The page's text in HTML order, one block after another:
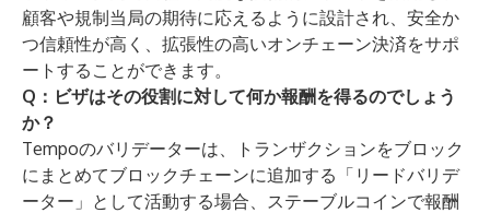
顧客や規制当局の期待に応えるように設計され、安全か
つ信頼性が高く、拡張性の高いオンチェーン決済をサポ
ートすることができます。
Q：ビザはその役割に対して何か報酬を得るのでしょう
か？
Tempoのバリデーターは、トランザクションをブロック
にまとめてブロックチェーンに追加する「リードバリデ
ーター」として活動する場合、ステーブルコインで報酬